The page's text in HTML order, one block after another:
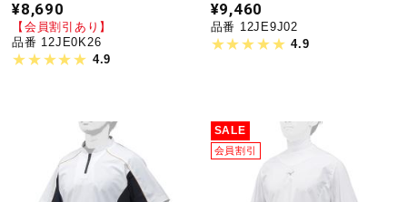
¥8,690
【会員割引あり】
品番 12JE0K26
4.9
¥9,460
品番 12JE9J02
4.9
SALE
会員割引